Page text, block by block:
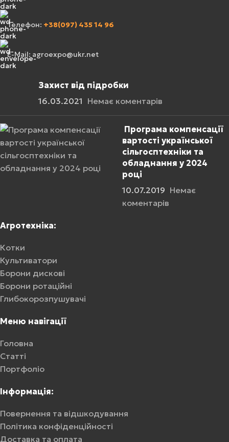
Телефон: +38(097) 435 14 96
E-Mail: agroexpo@ukr.net
Захист від підробки
16.03.2021 Немає коментарів
Програма компенсації
вартості української
сільгосптехніки та
обладнання у 2024
році
10.07.2019 Немає
коментарів
Агротехніка:
Котки
Культиватори
Борони дискові
Борони ротаційні
Глибокорозпушувачі
Меню навігації
Головна
Статті
Портфоліо
Інформація:
Повернення та відшкодування
Політика конфіденційності
Доставка та оплата